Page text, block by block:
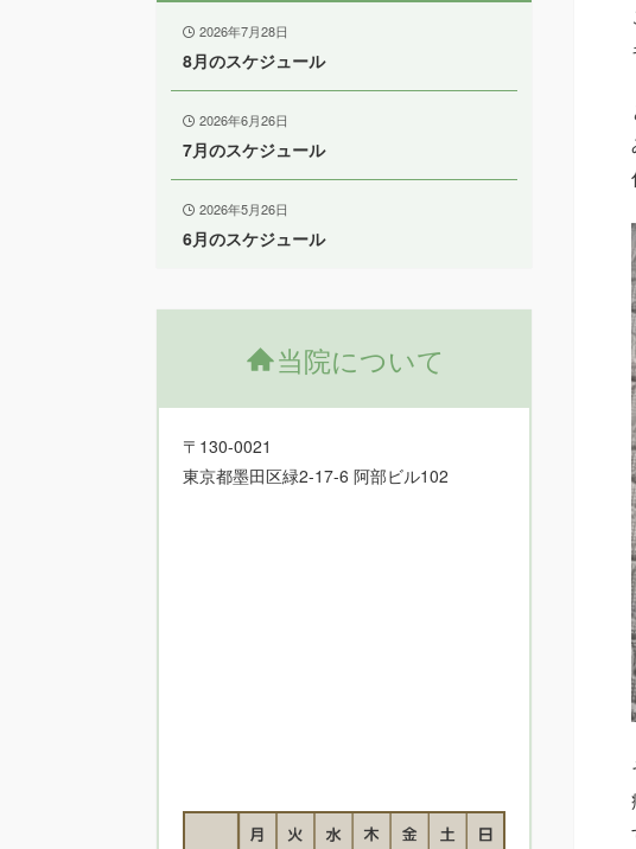
2026年7月28日
8月のスケジュール
2026年6月26日
7月のスケジュール
2026年5月26日
6月のスケジュール
当院について
〒130-0021
東京都墨田区緑2-17-6 阿部ビル102